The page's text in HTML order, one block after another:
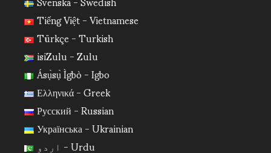
Tiếng Việt - Vietnamese
Türkçe - Turkish
isiZulu - Zulu
Ásụ̀sụ̀ Ìgbò - Igbo
Ελληνικά - Greek
Русский - Russian
Українська - Ukrainian
اردو - Urdu